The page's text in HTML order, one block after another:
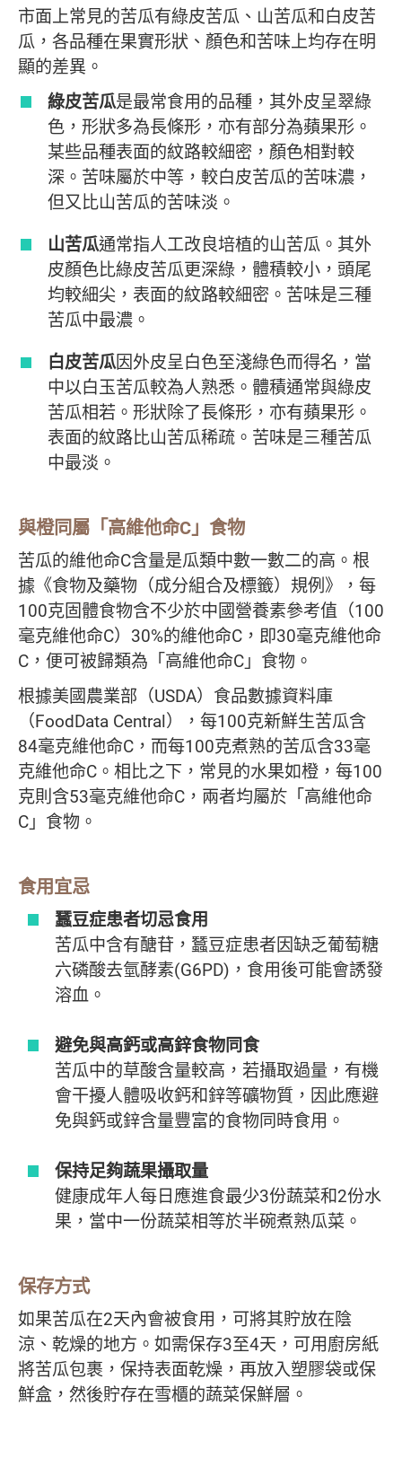
市面上常見的苦瓜有綠皮苦瓜、山苦瓜和白皮苦
瓜，各品種在果實形狀、顏色和苦味上均存在明
顯的差異。
綠皮苦瓜是最常食用的品種，其外皮呈翠綠
色，形狀多為長條形，亦有部分為蘋果形。
某些品種表面的紋路較細密，顏色相對較
深。苦味屬於中等，較白皮苦瓜的苦味濃，
但又比山苦瓜的苦味淡。
山苦瓜通常指人工改良培植的山苦瓜。其外
皮顏色比綠皮苦瓜更深綠，體積較小，頭尾
均較細尖，表面的紋路較細密。苦味是三種
苦瓜中最濃。
白皮苦瓜因外皮呈白色至淺綠色而得名，當
中以白玉苦瓜較為人熟悉。體積通常與綠皮
苦瓜相若。形狀除了長條形，亦有蘋果形。
表面的紋路比山苦瓜稀疏。苦味是三種苦瓜
中最淡。
與橙同屬「高維他命C」食物
苦瓜的維他命C含量是瓜類中數一數二的高。根
據《食物及藥物（成分組合及標籤）規例》，每
100克固體食物含不少於中國營養素參考值（100
毫克維他命C）30%的維他命C，即30毫克維他命
C，便可被歸類為「高維他命C」食物。
根據美國農業部（USDA）食品數據資料庫
（FoodData Central），每100克新鮮生苦瓜含
84毫克維他命C，而每100克煮熟的苦瓜含33毫
克維他命C。相比之下，常見的水果如橙，每100
克則含53毫克維他命C，兩者均屬於「高維他命
C」食物。
食用宜忌
蠶豆症患者切忌食用
苦瓜中含有醣苷，蠶豆症患者因缺乏葡萄糖
六磷酸去氫酵素(G6PD)，食用後可能會誘發
溶血。
避免與高鈣或高鋅食物同食
苦瓜中的草酸含量較高，若攝取過量，有機
會干擾人體吸收鈣和鋅等礦物質，因此應避
免與鈣或鋅含量豐富的食物同時食用。
保持足夠蔬果攝取量
健康成年人每日應進食最少3份蔬菜和2份水
果，當中一份蔬菜相等於半碗煮熟瓜菜。
保存方式
如果苦瓜在2天內會被食用，可將其貯放在陰
涼、乾燥的地方。如需保存3至4天，可用廚房紙
將苦瓜包裹，保持表面乾燥，再放入塑膠袋或保
鮮盒，然後貯存在雪櫃的蔬菜保鮮層。